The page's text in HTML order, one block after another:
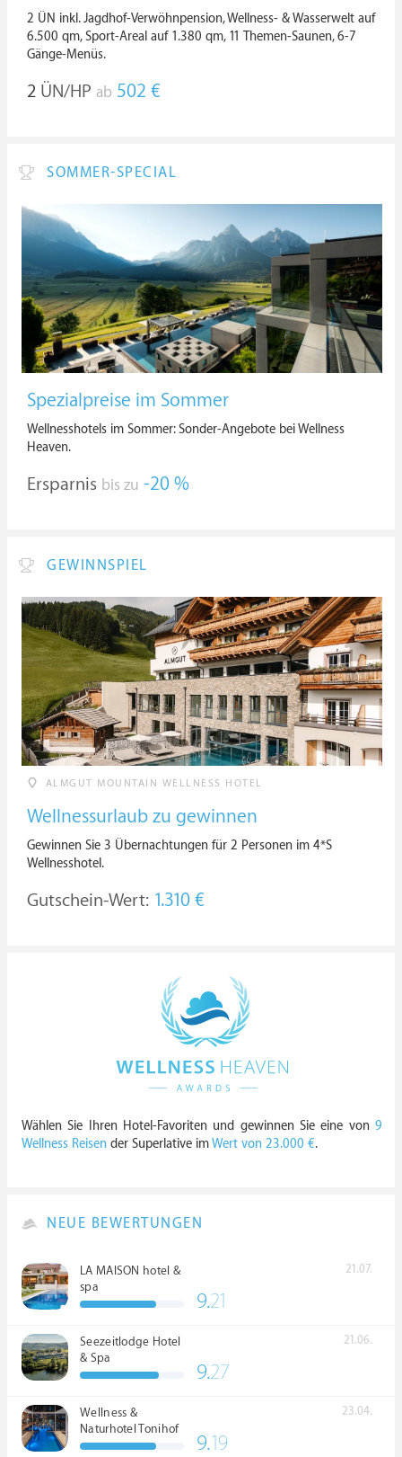
2 ÜN inkl. Jagdhof-Verwöhnpension, Wellness- & Wasserwelt auf
6.500 qm, Sport-Areal auf 1.380 qm, 11 Themen-Saunen, 6-7
Gänge-Menüs.
2 ÜN/HP ab 502 €
SOMMER-SPECIAL
Spezialpreise im Sommer
Wellnesshotels im Sommer: Sonder-Angebote bei Wellness
Heaven.
Ersparnis bis zu -20 %
GEWINNSPIEL
ALMGUT MOUNTAIN WELLNESS HOTEL
Wellnessurlaub zu gewinnen
Gewinnen Sie 3 Übernachtungen für 2 Personen im 4*S
Wellnesshotel.
Gutschein-Wert: 1.310 €
Wählen Sie Ihren Hotel-Favoriten und gewinnen Sie eine von 9
Wellness Reisen der Superlative imWert von 23.000 €.
NEUE BEWERTUNGEN
LA MAISON hotel &
spa
21.07.
9.21
Seezeitlodge Hotel
& Spa
21.06.
9.27
Wellness &
Naturhotel Tonihof
****S
23.04.
9.19